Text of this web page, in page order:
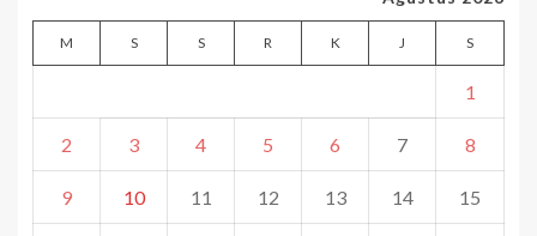
M S S R K J S
1
2 3 4 5 6 7 8
9 10 11 12 13 14 15